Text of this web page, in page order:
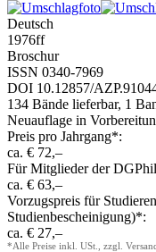
Deutsch
1976ff
Broschur
ISSN 0340-7969
DOI 10.12857/
134 Bände lieferbar, 1
Neuauflage in
Preis pro Jahrgang*:
ca. € 72,–
Für Mitglieder der
ca. € 63,–
Vorzugspreis für
Studienbescheinigung)*:
ca. € 27,–
*Alle Preise inkl. USt., zzgl. Versand